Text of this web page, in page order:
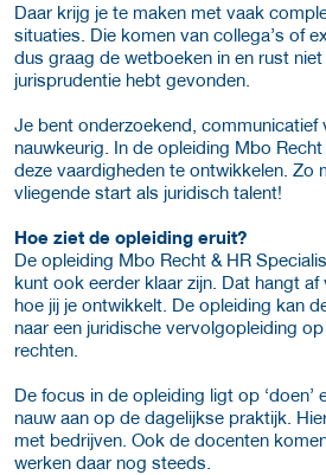
Daar krijg je te maken met vaak
situaties. Die komen van collega’s of
dus graag de wetboeken in en rust
jurisprudentie hebt gevonden.
Je bent onderzoekend, communicatief
nauwkeurig. In de opleiding Mbo
deze vaardigheden te ontwikkelen. Zo
vliegende start als juridisch talent!
Hoe ziet de opleiding eruit?
De opleiding Mbo Recht & HR
kunt ook eerder klaar zijn. Dat hangt
hoe jij je ontwikkelt. De opleiding kan
naar een juridische vervolgopleiding
rechten.
De focus in de opleiding ligt op ‘doen’
nauw aan op de dagelijkse praktijk.
met bedrijven. Ook de docenten
werken daar nog steeds.